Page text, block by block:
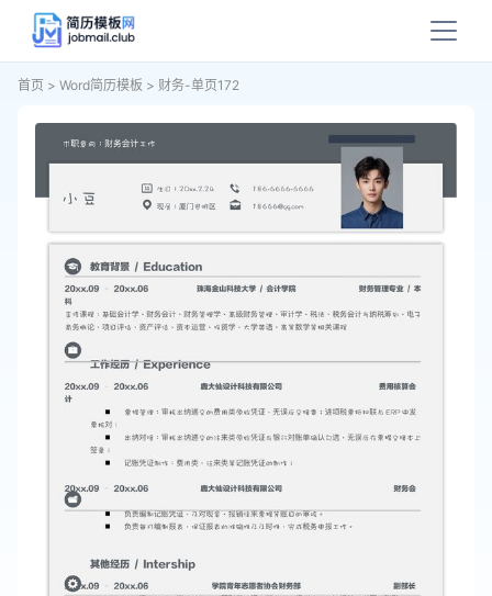
首页 > Word简历模板 > 财务-单页172